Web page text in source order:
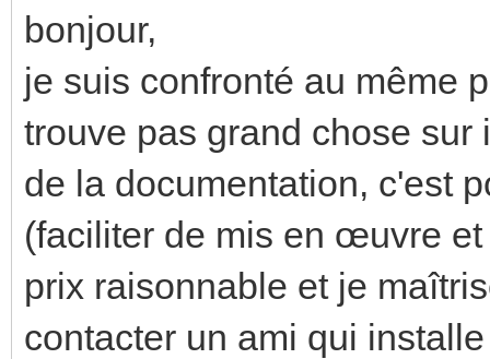
bonjour,
je suis confronté au même
trouve pas grand chose
de la documentation, c'est
(faciliter de mis en œuvre
prix raisonnable et je
contacter un ami qui